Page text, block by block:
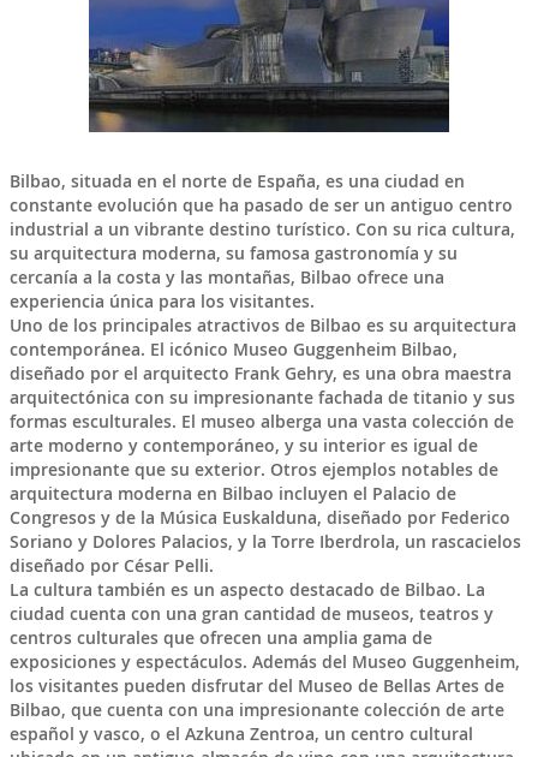
Bilbao, situada en el norte de España, es una ciudad en
constante evolución que ha pasado de ser un antiguo centro
industrial a un vibrante destino turístico. Con su rica cultura,
su arquitectura moderna, su famosa gastronomía y su
cercanía a la costa y las montañas, Bilbao ofrece una
experiencia única para los visitantes.
Uno de los principales atractivos de Bilbao es su arquitectura
contemporánea. El icónico Museo Guggenheim Bilbao,
diseñado por el arquitecto Frank Gehry, es una obra maestra
arquitectónica con su impresionante fachada de titanio y sus
formas esculturales. El museo alberga una vasta colección de
arte moderno y contemporáneo, y su interior es igual de
impresionante que su exterior. Otros ejemplos notables de
arquitectura moderna en Bilbao incluyen el Palacio de
Congresos y de la Música Euskalduna, diseñado por Federico
Soriano y Dolores Palacios, y la Torre Iberdrola, un rascacielos
diseñado por César Pelli.
La cultura también es un aspecto destacado de Bilbao. La
ciudad cuenta con una gran cantidad de museos, teatros y
centros culturales que ofrecen una amplia gama de
exposiciones y espectáculos. Además del Museo Guggenheim,
los visitantes pueden disfrutar del Museo de Bellas Artes de
Bilbao, que cuenta con una impresionante colección de arte
español y vasco, o el Azkuna Zentroa, un centro cultural